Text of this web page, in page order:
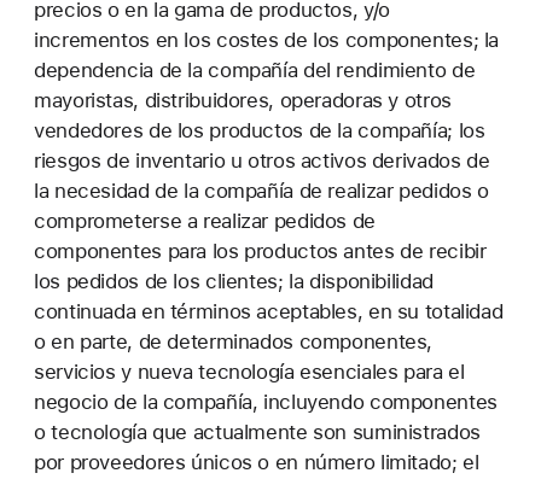
precios o en la gama de productos, y/o
incrementos en los costes de los componentes; la
dependencia de la compañía del rendimiento de
mayoristas, distribuidores, operadoras y otros
vendedores de los productos de la compañía; los
riesgos de inventario u otros activos derivados de
la necesidad de la compañía de realizar pedidos o
comprometerse a realizar pedidos de
componentes para los productos antes de recibir
los pedidos de los clientes; la disponibilidad
continuada en términos aceptables, en su totalidad
o en parte, de determinados componentes,
servicios y nueva tecnología esenciales para el
negocio de la compañía, incluyendo componentes
o tecnología que actualmente son suministrados
por proveedores únicos o en número limitado; el